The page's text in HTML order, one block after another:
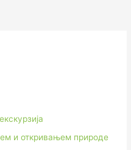
и откривањем природе